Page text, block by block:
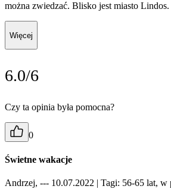
można zwiedzać. Blisko jest miasto Lindos.
Więcej
6.0/6
Czy ta opinia była pomocna?
0
Świetne wakacje
Andrzej, --- 10.07.2022 | Tagi: 56-65 lat, w